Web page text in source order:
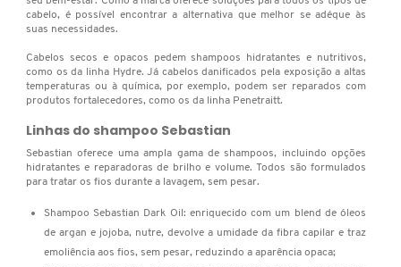
GUIA DE INGREDIENTES
HOT ON SOCIAL
BRIOGEO
BRUNA TAVARES
BURBERRY
X
Z
cabelo, é possível encontrar a alternativa que melhor se adéque às
suas necessidades.
Cabelos secos e opacos pedem shampoos hidratantes e nutritivos,
como os da linha Hydre. Já cabelos danificados pela exposição a altas
temperaturas ou à química, por exemplo, podem ser reparados com
produtos fortalecedores, como os da linha Penetraitt.
Linhas do shampoo Sebastian
Sebastian oferece uma ampla gama de shampoos, incluindo opções
hidratantes e reparadoras de brilho e volume. Todos são formulados
para tratar os fios durante a lavagem, sem pesar.
Shampoo Sebastian Dark Oil: enriquecido com um blend de óleos
de argan e jojoba, nutre, devolve a umidade da fibra capilar e traz
emoliência aos fios, sem pesar, reduzindo a aparência opaca;